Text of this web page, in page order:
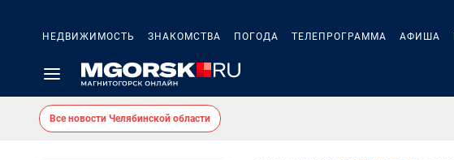
НЕДВИЖИМОСТЬ ЗНАКОМСТВА ПОГОДА ТЕЛЕПРОГРАММА АФИША
Все новости Челябинской области